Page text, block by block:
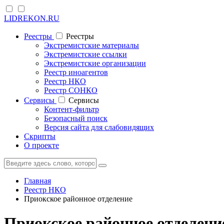
LIDREKON.RU
Реестры
Реестры
Экстремистские материалы
Экстремистские ссылки
Экстремистские организации
Реестр иноагентов
Реестр НКО
Реестр СОНКО
Cервисы
Cервисы
Контент-фильтр
Безопасный поиск
Версия сайта для слабовидящих
Скрипты
О проекте
Главная
Реестр НКО
Приокское районное отделение